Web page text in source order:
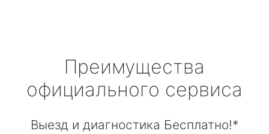
Преимущества
официального сервиса
Выезд и диагностика Бесплатно!*